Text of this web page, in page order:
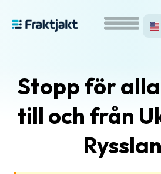
Stopp för
till och från